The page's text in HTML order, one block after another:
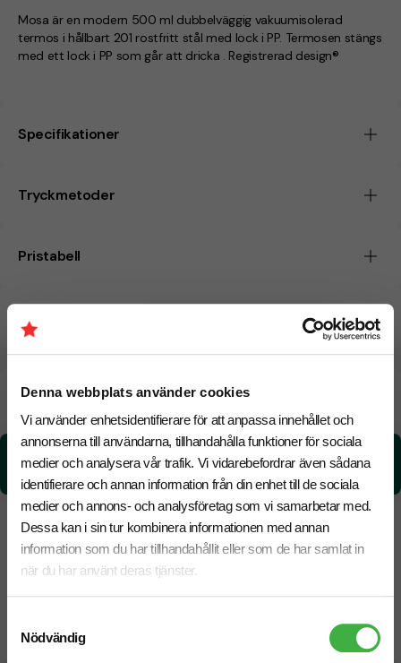
Denna webbplats använder cookies
Vi använder enhetsidentifierare för att anpassa innehållet och
annonserna till användarna, tillhandahålla funktioner för sociala
medier och analysera vår trafik. Vi vidarebefordrar även sådana
identifierare och annan information från din enhet till de sociala
medier och annons- och analysföretag som vi samarbetar med.
Dessa kan i sin tur kombinera informationen med annan
information som du har tillhandahållit eller som de har samlat in
när du har använt deras tjänster.
Nödvändig
Mosa är en modern 500 ml dubbelväggig vakuumisolerad
termos i hållbart 201 rostfritt stål med lock i PP. Termosen stängs
med ett lock i PP som går att dricka . Registrerad design®
Specifikationer
Tryckmetoder
Pristabell
CO₂e -avtryck
20 Augusti Beräknad leveranstid:
CO₂e -avtryck:
3.10 kg CO₂e / per styck